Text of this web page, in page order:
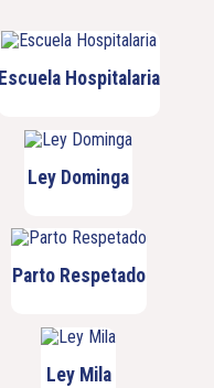
Escuela Hospitalaria
Ley Dominga
Parto Respetado
Ley Mila